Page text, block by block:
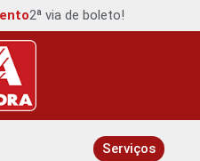
2ª via de boleto!
Serviços